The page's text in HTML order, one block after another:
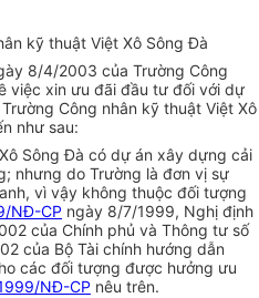
kỹ thuật Việt Xô Sông Đà
8/4/2003 của Trường Công
việc xin ưu đãi đầu tư đối với dự
Công nhân kỹ thuật Việt Xô
như sau:
Sông Đà có dự án xây dựng cải
nhưng do Trường là đơn vị sự
vì vậy không thuộc đối tượng
NĐ-CP ngày 8/7/1999, Nghị định
của Chính phủ và Thông tư số
của Bộ Tài chính hướng dẫn
các đối tượng được hưởng ưu
NĐ-CP nêu trên.